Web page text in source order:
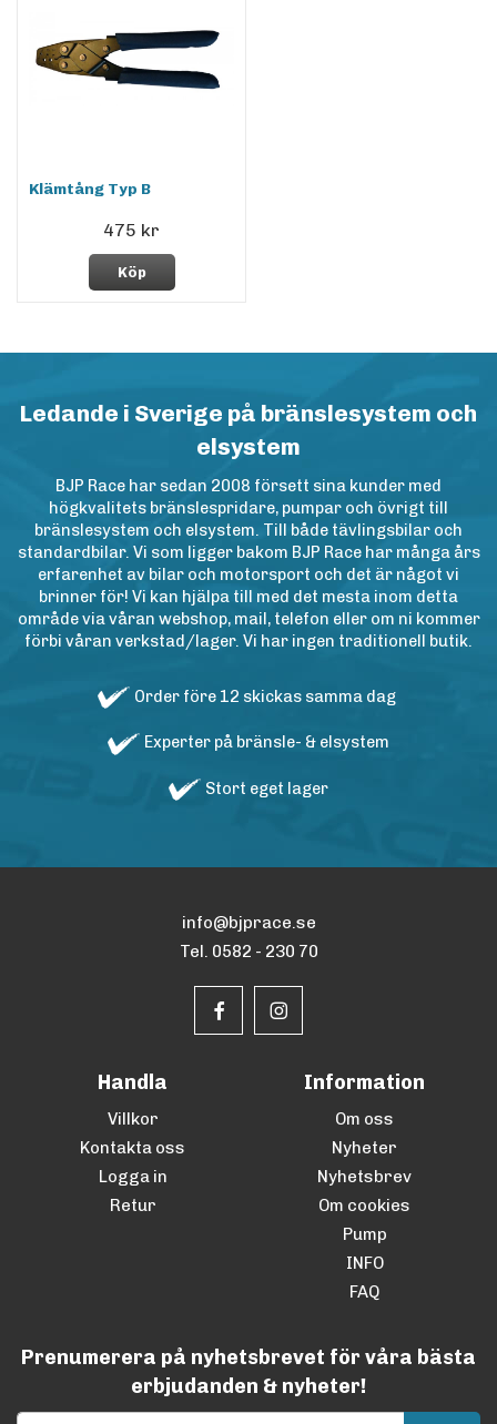
Klämtång Typ B
475 kr
Köp
Ledande i Sverige på bränslesystem och
elsystem
BJP Race har sedan 2008 försett sina kunder med
högkvalitets bränslespridare, pumpar och övrigt till
bränslesystem och elsystem. Till både tävlingsbilar och
standardbilar. Vi som ligger bakom BJP Race har många års
erfarenhet av bilar och motorsport och det är något vi
brinner för! Vi kan hjälpa till med det mesta inom detta
område via våran webshop, mail, telefon eller om ni kommer
förbi våran verkstad/lager. Vi har ingen traditionell butik.
Order före 12 skickas samma dag
Experter på bränsle- & elsystem
Stort eget lager
info@bjprace.se
Tel. 0582 - 230 70
Handla
Villkor
Kontakta oss
Logga in
Retur
Information
Om oss
Nyheter
Nyhetsbrev
Om cookies
Pump
INFO
FAQ
Prenumerera på nyhetsbrevet för våra bästa
erbjudanden & nyheter!